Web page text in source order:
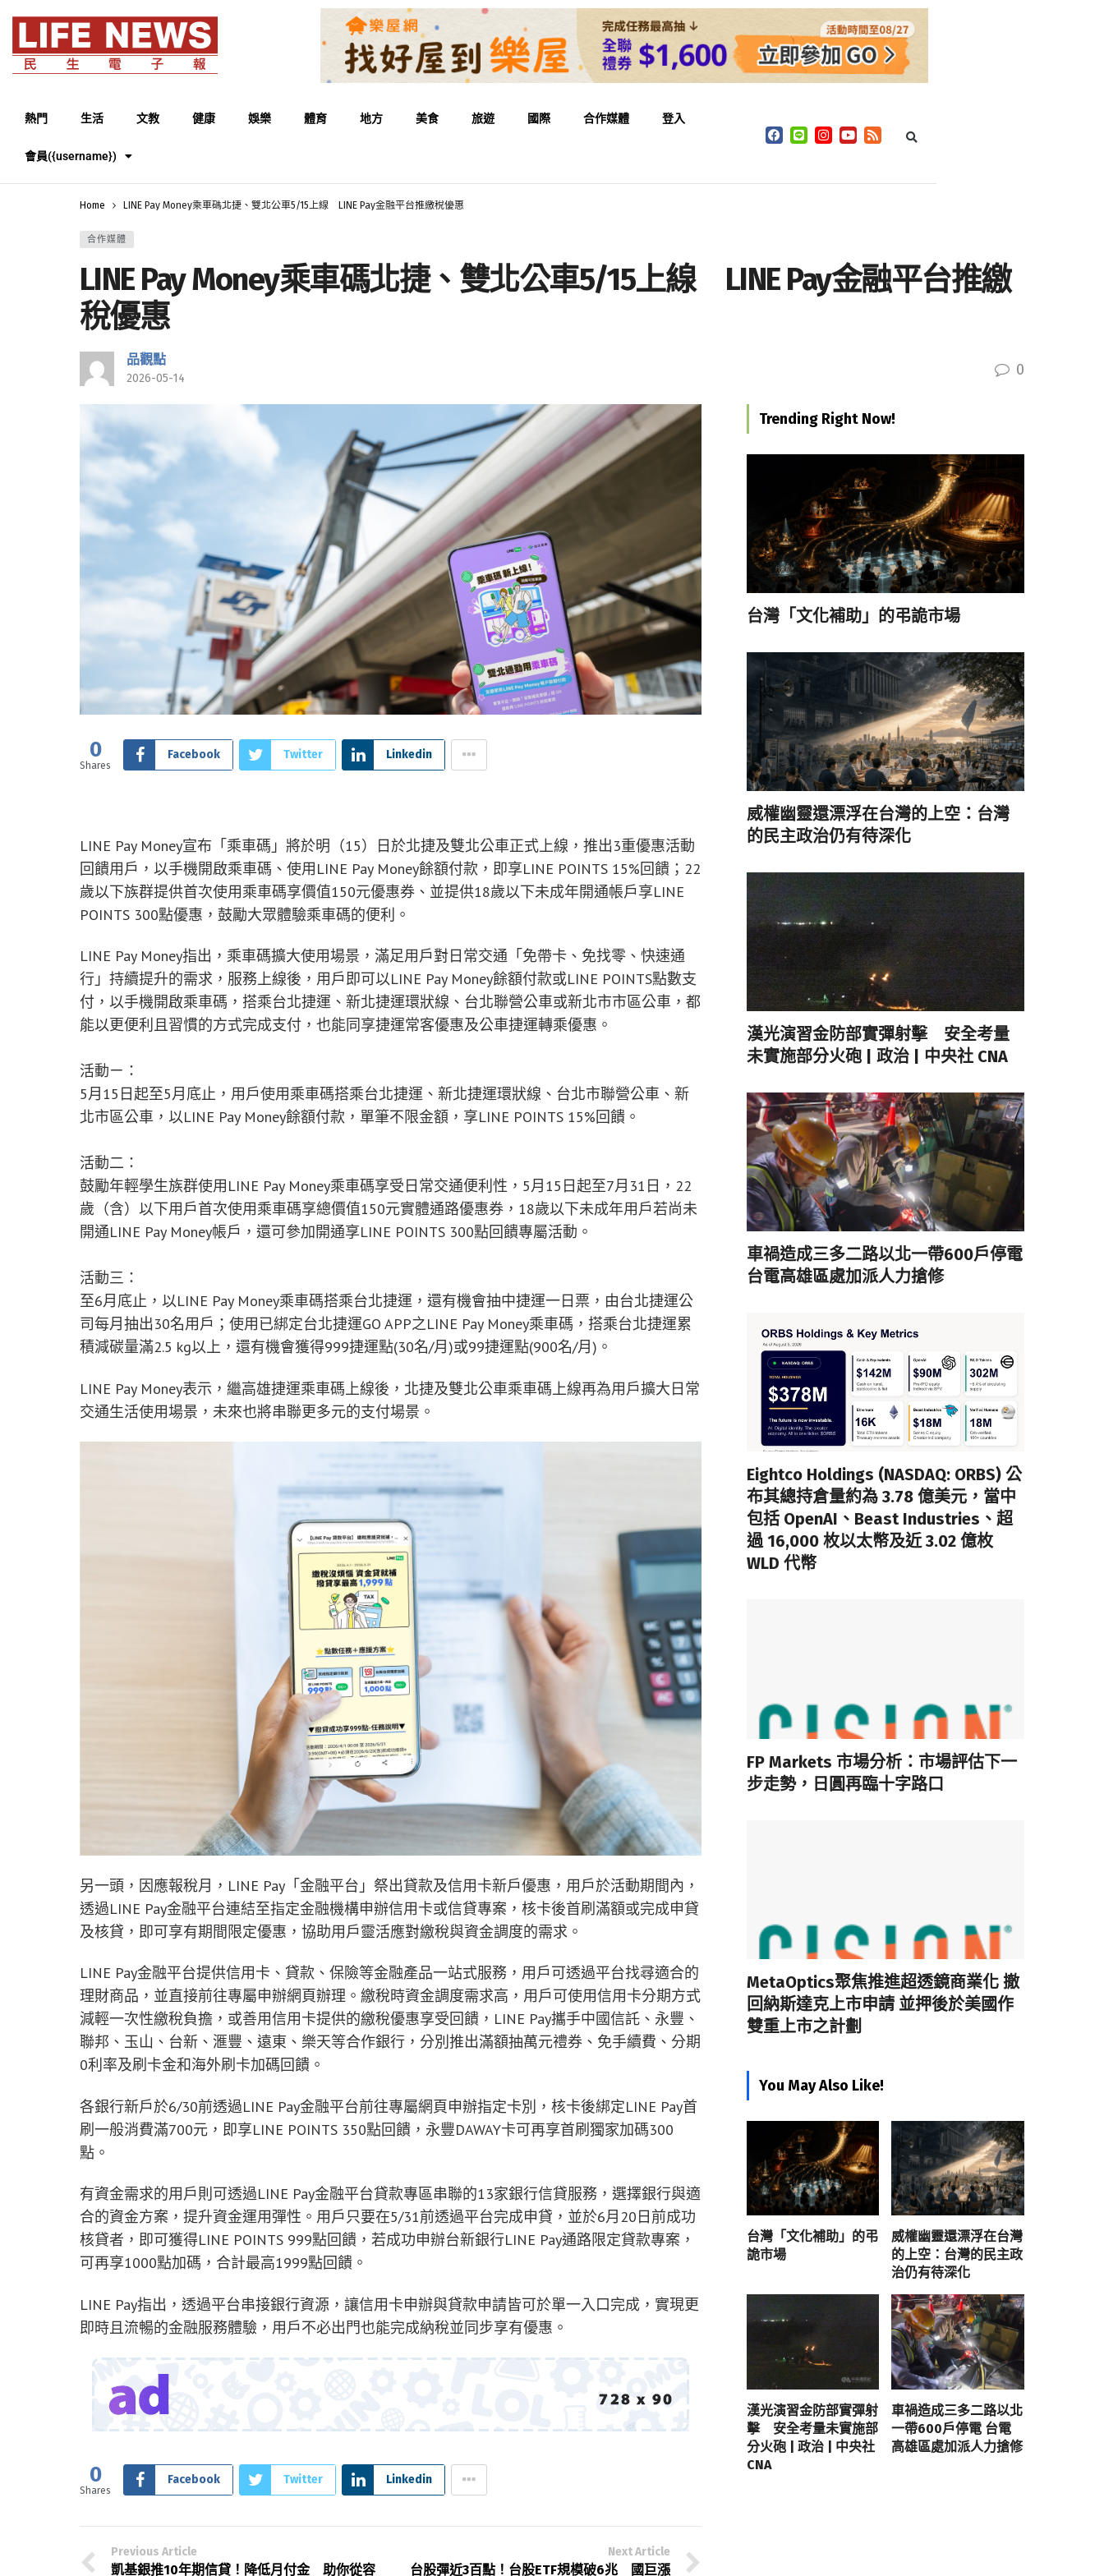
熱門 生活 文教 健康 娛樂 體育 地方 美食 旅遊 國際 合作媒體 登入
會員({username})
Home LINE Pay Money乘車碼北捷、雙北公車5/15上線 LINE Pay金融平台推繳稅優惠
合作媒體
LINE Pay Money乘車碼北捷、雙北公車5/15上線 LINE Pay金融平台推繳
稅優惠
品觀點
2026-05-14 0
0
Shares
Facebook Twitter Linkedin
LINE Pay Money宣布「乘車碼」將於明（15）日於北捷及雙北公車正式上線，推出3重優惠活動
回饋用戶，以手機開啟乘車碼、使用LINE Pay Money餘額付款，即享LINE POINTS 15%回饋；22
歲以下族群提供首次使用乘車碼享價值150元優惠券、並提供18歲以下未成年開通帳戶享LINE
POINTS 300點優惠，鼓勵大眾體驗乘車碼的便利。
LINE Pay Money指出，乘車碼擴大使用場景，滿足用戶對日常交通「免帶卡、免找零、快速通
行」持續提升的需求，服務上線後，用戶即可以LINE Pay Money餘額付款或LINE POINTS點數支
付，以手機開啟乘車碼，搭乘台北捷運、新北捷運環狀線、台北聯營公車或新北市市區公車，都
能以更便利且習慣的方式完成支付，也能同享捷運常客優惠及公車捷運轉乘優惠。
活動ㄧ：
5月15日起至5月底止，用戶使用乘車碼搭乘台北捷運、新北捷運環狀線、台北市聯營公車、新
北市區公車，以LINE Pay Money餘額付款，單筆不限金額，享LINE POINTS 15%回饋。
活動二：
鼓勵年輕學生族群使用LINE Pay Money乘車碼享受日常交通便利性，5月15日起至7月31日，22
歲（含）以下用戶首次使用乘車碼享總價值150元實體通路優惠券，18歲以下未成年用戶若尚未
開通LINE Pay Money帳戶，還可參加開通享LINE POINTS 300點回饋專屬活動。
活動三：
至6月底止，以LINE Pay Money乘車碼搭乘台北捷運，還有機會抽中捷運一日票，由台北捷運公
司每月抽出30名用戶；使用已綁定台北捷運GO APP之LINE Pay Money乘車碼，搭乘台北捷運累
積減碳量滿2.5 kg以上，還有機會獲得999捷運點(30名/月)或99捷運點(900名/月)。
LINE Pay Money表示，繼高雄捷運乘車碼上線後，北捷及雙北公車乘車碼上線再為用戶擴大日常
交通生活使用場景，未來也將串聯更多元的支付場景。
另一頭，因應報稅月，LINE Pay「金融平台」祭出貸款及信用卡新戶優惠，用戶於活動期間內，
透過LINE Pay金融平台連結至指定金融機構申辦信用卡或信貸專案，核卡後首刷滿額或完成申貸
及核貸，即可享有期間限定優惠，協助用戶靈活應對繳稅與資金調度的需求。
LINE Pay金融平台提供信用卡、貸款、保險等金融產品一站式服務，用戶可透過平台找尋適合的
理財商品，並直接前往專屬申辦網頁辦理。繳稅時資金調度需求高，用戶可使用信用卡分期方式
減輕一次性繳稅負擔，或善用信用卡提供的繳稅優惠享受回饋，LINE Pay攜手中國信託、永豐、
聯邦、玉山、台新、滙豐、遠東、樂天等合作銀行，分別推出滿額抽萬元禮券、免手續費、分期
0利率及刷卡金和海外刷卡加碼回饋。
各銀行新戶於6/30前透過LINE Pay金融平台前往專屬網頁申辦指定卡別，核卡後綁定LINE Pay首
刷一般消費滿700元，即享LINE POINTS 350點回饋，永豐DAWAY卡可再享首刷獨家加碼300
點。
有資金需求的用戶則可透過LINE Pay金融平台貸款專區串聯的13家銀行信貸服務，選擇銀行與適
合的資金方案，提升資金運用彈性。用戶只要在5/31前透過平台完成申貸，並於6月20日前成功
核貸者，即可獲得LINE POINTS 999點回饋，若成功申辦台新銀行LINE Pay通路限定貸款專案，
可再享1000點加碼，合計最高1999點回饋。
LINE Pay指出，透過平台串接銀行資源，讓信用卡申辦與貸款申請皆可於單一入口完成，實現更
即時且流暢的金融服務體驗，用戶不必出門也能完成納稅並同步享有優惠。
0
Shares
Facebook Twitter Linkedin
Previous Article
凱基銀推10年期信貸！降低月付金 助你從容
Next Article
台股彈近3百點！台股ETF規模破6兆 國巨漲
Trending Right Now!
台灣「文化補助」的弔詭市場
威權幽靈還漂浮在台灣的上空：台灣
的民主政治仍有待深化
漢光演習金防部實彈射擊 安全考量
未實施部分火砲 | 政治 | 中央社 CNA
車禍造成三多二路以北一帶600戶停電
台電高雄區處加派人力搶修
Eightco Holdings (NASDAQ: ORBS) 公
布其總持倉量約為 3.78 億美元，當中
包括 OpenAI、Beast Industries、超
過 16,000 枚以太幣及近 3.02 億枚
WLD 代幣
FP Markets 市場分析：市場評估下一
步走勢，日圓再臨十字路口
MetaOptics聚焦推進超透鏡商業化 撤
回納斯達克上市申請 並押後於美國作
雙重上市之計劃
You May Also Like!
台灣「文化補助」的弔
詭市場
威權幽靈還漂浮在台灣
的上空：台灣的民主政
治仍有待深化
漢光演習金防部實彈射
擊 安全考量未實施部
分火砲 | 政治 | 中央社
CNA
車禍造成三多二路以北
一帶600戶停電 台電
高雄區處加派人力搶修